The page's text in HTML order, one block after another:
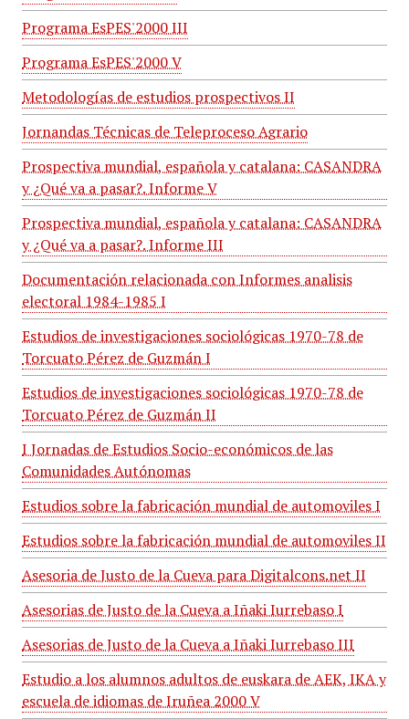
Programa EsPES'2000 III
Programa EsPES'2000 V
Metodologías de estudios prospectivos II
Jornandas Técnicas de Teleproceso Agrario
Prospectiva mundial, española y catalana: CASANDRA
y ¿Qué va a pasar?. Informe V
Prospectiva mundial, española y catalana: CASANDRA
y ¿Qué va a pasar?. Informe III
Documentación relacionada con Informes analisis
electoral 1984-1985 I
Estudios de investigaciones sociológicas 1970-78 de
Torcuato Pérez de Guzmán I
Estudios de investigaciones sociológicas 1970-78 de
Torcuato Pérez de Guzmán II
I Jornadas de Estudios Socio-económicos de las
Comunidades Autónomas
Estudios sobre la fabricación mundial de automoviles I
Estudios sobre la fabricación mundial de automoviles II
Asesoria de Justo de la Cueva para Digitalcons.net II
Asesorias de Justo de la Cueva a Iñaki Iurrebaso I
Asesorias de Justo de la Cueva a Iñaki Iurrebaso III
Estudio a los alumnos adultos de euskara de AEK, IKA y
escuela de idiomas de Iruñea 2000 V